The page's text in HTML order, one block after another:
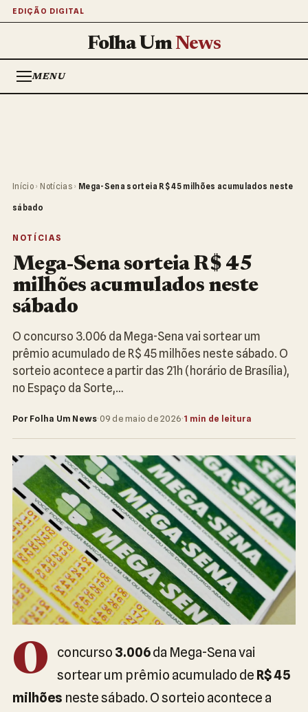
EDIÇÃO DIGITAL
Folha UmNews
MENU
Início › Notícias › Mega-Sena sorteia R$ 45 milhões acumulados neste
sábado
NOTÍCIAS
Mega-Sena sorteia R$ 45
milhões acumulados neste
sábado
O concurso 3.006 da Mega-Sena vai sortear um
prêmio acumulado de R$ 45 milhões neste sábado. O
sorteio acontece a partir das 21h (horário de Brasília),
no Espaço da Sorte,…
Por Folha Um News·09 de maio de 2026·1 min de leitura
O concurso 3.006da Mega-Sena vai
sortear um prêmio acumulado de R$ 45
milhões neste sábado. O sorteio acontece a